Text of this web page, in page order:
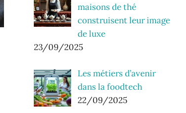
maisons de thé
construisent leur image
de luxe
23/09/2025
Les métiers d’avenir
dans la foodtech
22/09/2025